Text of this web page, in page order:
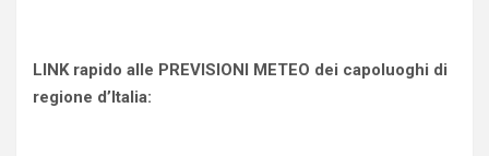
LINK rapido alle PREVISIONI METEO dei capoluoghi di
regione d’Italia: